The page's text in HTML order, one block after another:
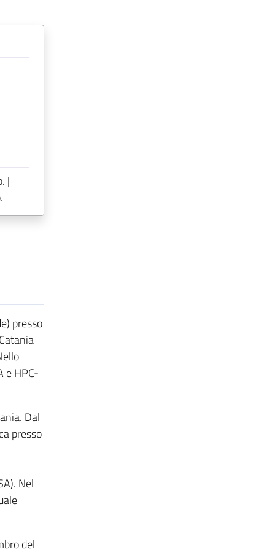
|
presso
e HPC-
Dal
presso
Nel
del